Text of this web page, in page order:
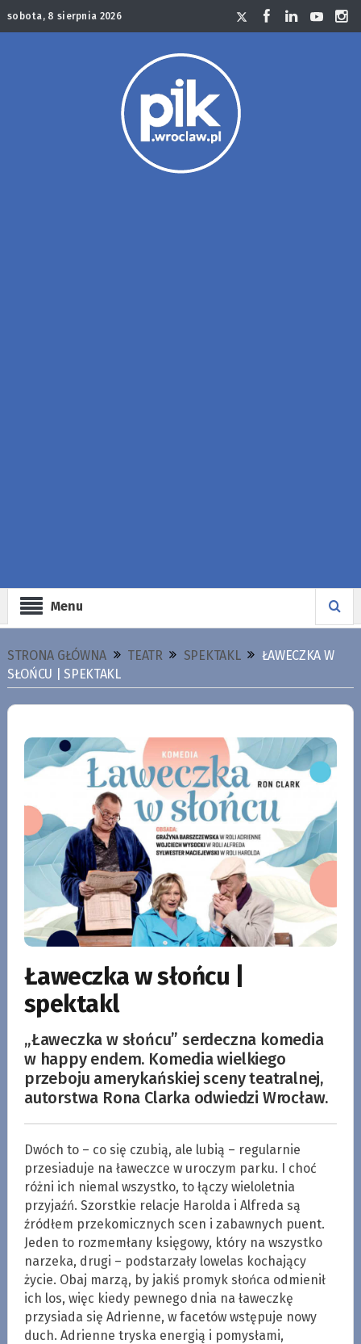
sobota, 8 sierpnia 2026
Menu
STRONA GŁÓWNA TEATR SPEKTAKL
ŁAWECZKA W
SŁOŃCU | SPEKTAKL
Ławeczka w słońcu |
spektakl
„Ławeczka w słońcu” serdeczna komedia
w happy endem. Komedia wielkiego
przeboju amerykańskiej sceny teatralnej,
autorstwa Rona Clarka odwiedzi Wrocław.
Dwóch to – co się czubią, ale lubią – regularnie
przesiaduje na ławeczce w uroczym parku. I choć
różni ich niemal wszystko, to łączy wieloletnia
przyjaźń. Szorstkie relacje Harolda i Alfreda są
źródłem przekomicznych scen i zabawnych puent.
Jeden to rozmemłany księgowy, który na wszystko
narzeka, drugi – podstarzały lowelas kochający
życie. Obaj marzą, by jakiś promyk słońca odmienił
ich los, więc kiedy pewnego dnia na ławeczkę
przysiada się Adrienne, w facetów wstępuje nowy
duch. Adrienne tryska energią i pomysłami,